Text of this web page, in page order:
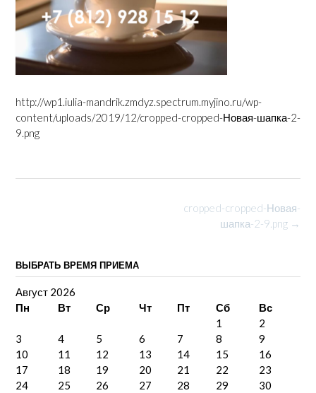
http://wp1.iulia-mandrik.zmdyz.spectrum.myjino.ru/wp-
content/uploads/2019/12/cropped-cropped-Новая-шапка-2-
9.png
cropped-cropped-Новая-
шапка-2-9.png →
ВЫБРАТЬ ВРЕМЯ ПРИЕМА
Август 2026
Пн
Вт Ср Чт Пт Сб
Вс
1
2
3
4 5 6 7 8
9
10
11 12 13 14 15
16
17
18 19 20 21 22
23
24
25 26 27 28 29
30